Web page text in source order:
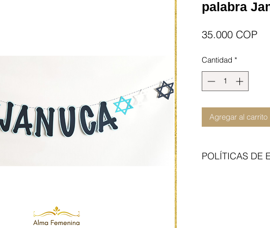
palabra
35.000 COP
Cantidad *
Agregar al carrito
POLÍTICAS DE